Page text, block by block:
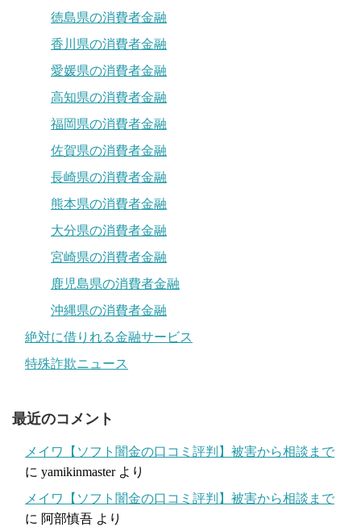
徳島県の消費者金融
香川県の消費者金融
愛媛県の消費者金融
高知県の消費者金融
福岡県の消費者金融
佐賀県の消費者金融
長崎県の消費者金融
熊本県の消費者金融
大分県の消費者金融
宮崎県の消費者金融
鹿児島県の消費者金融
沖縄県の消費者金融
絶対に借りれる金融サービス
特殊詐欺ニュース
最近のコメント
メイワ【ソフト闇金の口コミ評判】被害から相談まで
に yamikinmasterより
メイワ【ソフト闇金の口コミ評判】被害から相談まで
に 阿部慎吾 より